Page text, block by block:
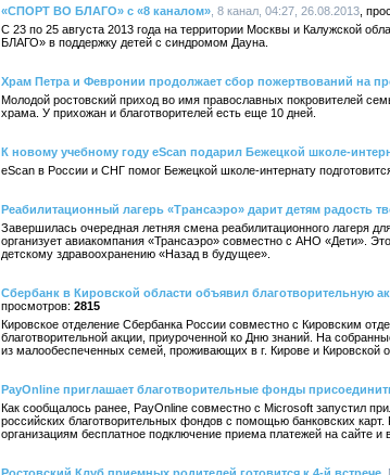
«СПОРТ ВО БЛАГО» с «8 каналом» , 8 канал, 04:27, 26.08.2013
С 23 по 25 августа 2013 года на территории Москвы и Калужской
БЛАГО» в поддержку детей с синдромом Дауна.
Храм Петра и Февронии продолжает сбор пожертвований на
Молодой ростовский приход во имя православных покровителей
храма. У прихожан и благотворителей есть еще 10 дней.
К новому учебному году eScan подарил Бежецкой школе-
eScan в России и СНГ помог Бежецкой школе-интернату
Реабилитационный лагерь «Трансаэро» дарит детям радость
Завершилась очередная летняя смена реабилитационного лагеря
организует авиакомпания «Трансаэро» совместно с АНО «Дети».
детскому здравоохранению «Назад в будущее».
Сбербанк в Кировской области объявил благотворительную
2815
Кировское отделение Сбербанка России совместно с Кировским
благотворительной акции, приуроченной ко Дню знаний. На
из малообеспеченных семей, проживающих в г. Кирове и Кировской
PayOnline приглашает благотворительные фонды
Как сообщалось ранее, PayOnline совместно с Microsoft запустил
российских благотворительных фондов с помощью банковских
организациям бесплатное подключение приема платежей на сайте